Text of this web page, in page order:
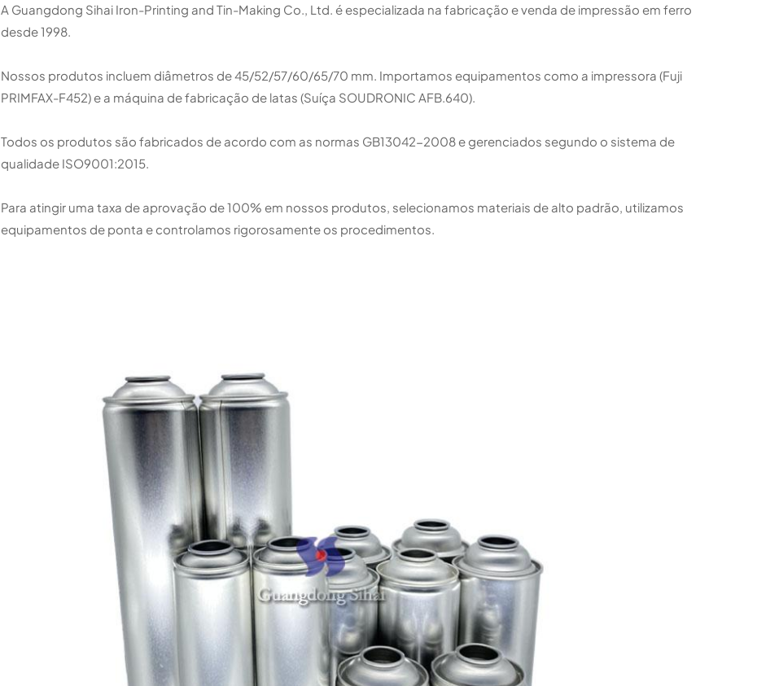
A Guangdong Sihai Iron-Printing and Tin-Making Co., Ltd. é especializada na fabricação e venda de impressão em ferro
desde 1998.
Nossos produtos incluem diâmetros de 45/52/57/60/65/70 mm. Importamos equipamentos como a impressora (Fuji
PRIMFAX-F452) e a máquina de fabricação de latas (Suíça SOUDRONIC AFB.640).
Todos os produtos são fabricados de acordo com as normas GB13042-2008 e gerenciados segundo o sistema de
qualidade ISO9001:2015.
Para atingir uma taxa de aprovação de 100% em nossos produtos, selecionamos materiais de alto padrão, utilizamos
equipamentos de ponta e controlamos rigorosamente os procedimentos.